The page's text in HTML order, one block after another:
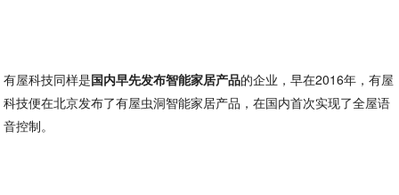
有屋科技同样是国内早先发布智能家居产品的企业，早在2016年，有屋
科技便在北京发布了有屋虫洞智能家居产品，在国内首次实现了全屋语
音控制。